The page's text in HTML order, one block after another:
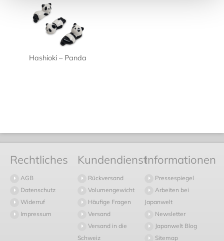
Hashioki – Panda
Rechtliches
AGB
Datenschutz
Widerruf
Impressum
Kundendienst
Rückversand
Volumengewicht
Häufige Fragen
Versand
Versand in die
Schweiz
Informationen
Pressespiegel
Arbeiten bei
Japanwelt
Newsletter
Japanwelt Blog
Sitemap